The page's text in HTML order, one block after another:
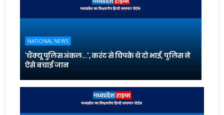
NATIONAL NEWS
'थैंक्यू पुलिस अंकल...', करंट से चिपके थे दो भाई, पुलिस ने
ऐसे बचाई जान